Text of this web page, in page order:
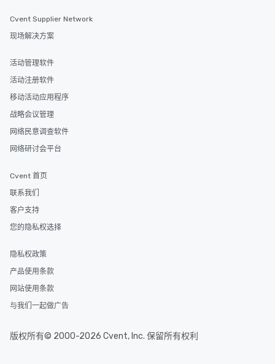
Cvent Supplier Network
现场解决方案
活动管理软件
活动注册软件
移动活动应用程序
战略会议管理
网络民意调查软件
网络研讨会平台
Cvent 首页
联系我们
客户支持
您的隐私权选择
隐私权政策
产品使用条款
网站使用条款
与我们一起做广告
版权所有© 2000-2026 Cvent, Inc. 保留所有权利